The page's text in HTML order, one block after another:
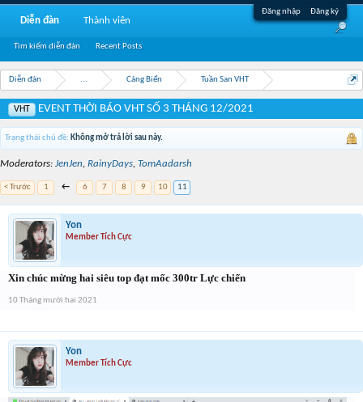
Đăng nhập Đăng ký
Diễn đàn ... Cảng Biển Tuần San VHT
VHT EVENT THỜI BÁO VHT SỐ 3 THÁNG 12/2021
Trạng thái chủ đề: Không mở trả lời sau này.
Moderators: JenJen, RainyDays, TomAadarsh
< Trước 1 ← 6 7 8 9 10 11
Yon
Member Tích Cực
Xin chúc mừng hai siêu top đạt mốc 300tr Lực chiến
10 Tháng mười hai 2021
Yon
Member Tích Cực
Diễn đàn
Tìm kiếm diễn đàn Recent Posts
Thành viên